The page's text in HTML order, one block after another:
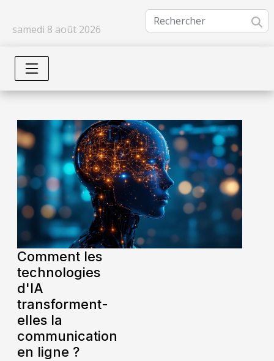
samedi 8 août 2026
Comment les
technologies
d'IA
transforment-
elles la
communication
en ligne ?